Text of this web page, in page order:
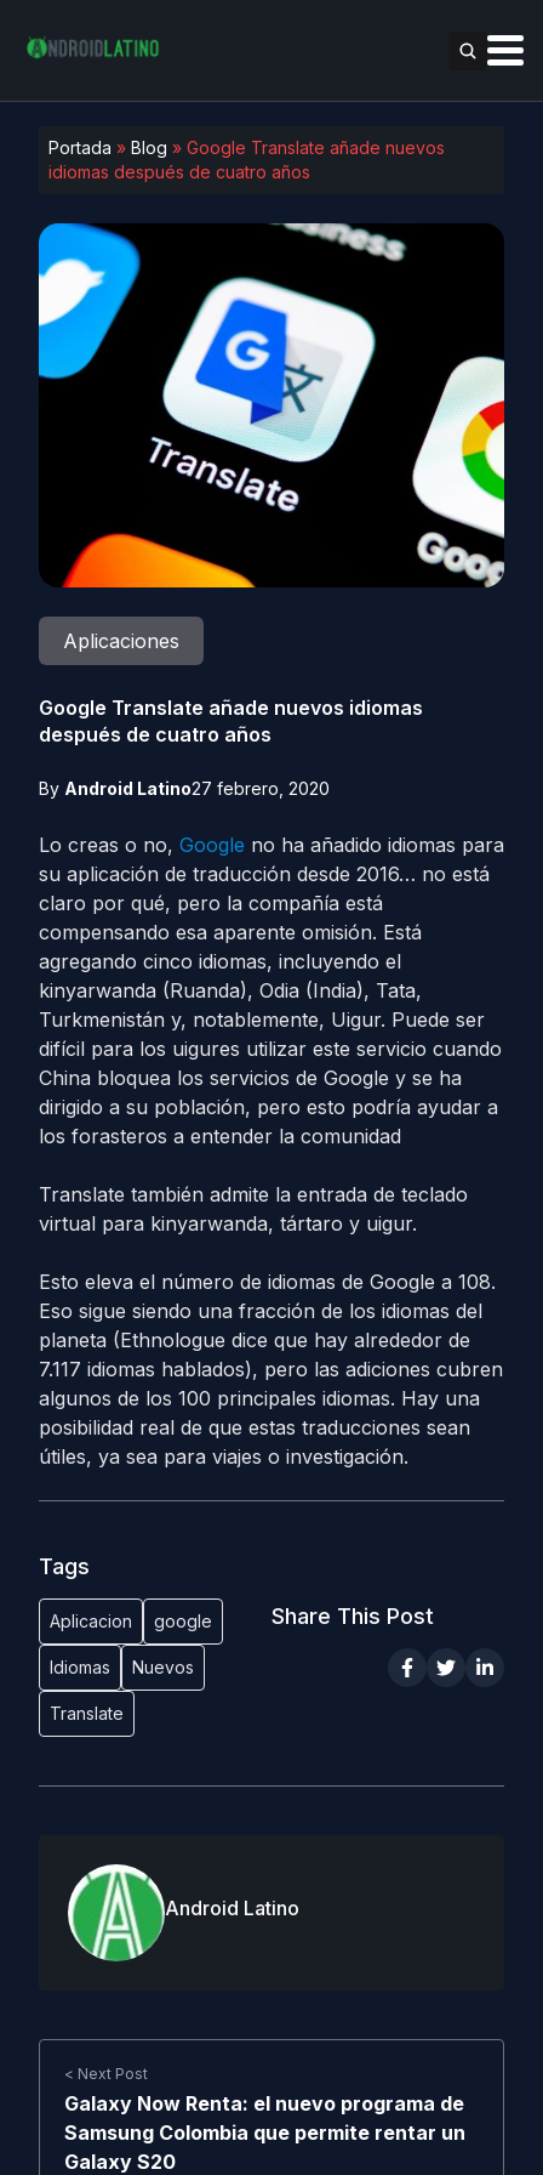
Portada » Blog » Google Translate añade nuevos
idiomas después de cuatro años
Aplicaciones
Google Translate añade nuevos idiomas
después de cuatro años
By Android Latino27 febrero, 2020
Lo creas o no, Google no ha añadido idiomas para
su aplicación de traducción desde 2016… no está
claro por qué, pero la compañía está
compensando esa aparente omisión. Está
agregando cinco idiomas, incluyendo el
kinyarwanda (Ruanda), Odia (India), Tata,
Turkmenistán y, notablemente, Uigur. Puede ser
difícil para los uigures utilizar este servicio cuando
China bloquea los servicios de Google y se ha
dirigido a su población, pero esto podría ayudar a
los forasteros a entender la comunidad
Translate también admite la entrada de teclado
virtual para kinyarwanda, tártaro y uigur.
Esto eleva el número de idiomas de Google a 108.
Eso sigue siendo una fracción de los idiomas del
planeta (Ethnologue dice que hay alrededor de
7.117 idiomas hablados), pero las adiciones cubren
algunos de los 100 principales idiomas. Hay una
posibilidad real de que estas traducciones sean
útiles, ya sea para viajes o investigación.
Tags
Aplicacion google
Idiomas Nuevos
Translate
Share This Post
Android Latino
< Next Post
Galaxy Now Renta: el nuevo programa de
Samsung Colombia que permite rentar un
Galaxy S20